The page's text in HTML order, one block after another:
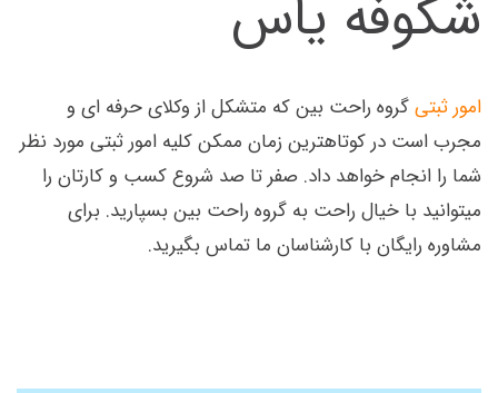
شکوفه یاس
امور ثبتیگروه راحت بین که متشکل از وکلای حرفه ای و
مجرب است در کوتاهترین زمان ممکن کلیه امور ثبتی مورد نظر
شما را انجام خواهد داد. صفر تا صد شروع کسب و کارتان را
میتوانید با خیال راحت به گروه راحت بین بسپارید. برای
مشاوره رایگان با کارشناسان ما تماس بگیرید.